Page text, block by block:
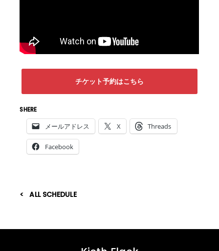
チケット予約はこちら
SHERE
メールアドレス X Threads
Facebook
ALL SCHEDULE